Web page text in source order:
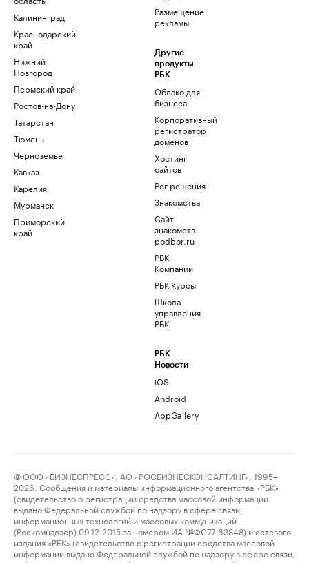
Калининград
Краснодарский
край
Нижний
Новгород
Пермский край
Ростов-на-Дону
Татарстан
Тюмень
Черноземье
Кавказ
Карелия
Мурманск
Приморский
край
Размещение
рекламы
Другие
продукты
РБК
Облако для
бизнеса
Корпоративный
регистратор
доменов
Хостинг
сайтов
Рег.решения
Знакомства
Сайт
знакомств
podbor.ru
РБК
Компании
РБК Курсы
Школа
управления
РБК
РБК
Новости
iOS
Android
AppGallery
© ООО «БИЗНЕСПРЕСС», АО «РОСБИЗНЕСКОНСАЛТИНГ», 1995–
2026. Сообщения и материалы информационного агентства «РБК»
(свидетельство о регистрации средства массовой информации
выдано Федеральной службой по надзору в сфере связи,
информационных технологий и массовых коммуникаций
(Роскомнадзор) 09.12.2015 за номером ИА №ФС77-63848) и сетевого
издания «РБК» (свидетельство о регистрации средства массовой
информации выдано Федеральной службой по надзору в сфере связи,